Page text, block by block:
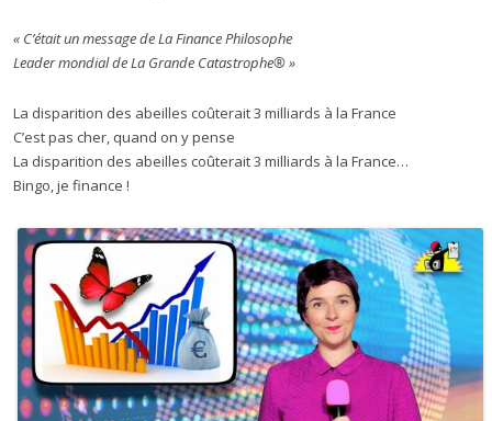
« C’était un message de La Finance Philosophe
Leader mondial de La Grande Catastrophe® »
La disparition des abeilles coûterait 3 milliards à la France
C’est pas cher, quand on y pense
La disparition des abeilles coûterait 3 milliards à la France…
Bingo, je finance !